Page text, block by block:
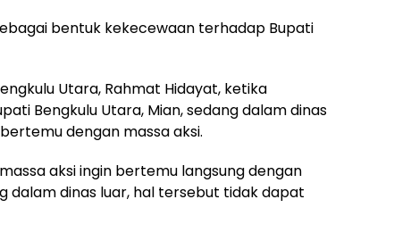
bentuk kekecewaan terhadap Bupati
Utara, Rahmat Hidayat, ketika
Bengkulu Utara, Mian, sedang dalam dinas
dengan massa aksi.
aksi ingin bertemu langsung dengan
dalam dinas luar, hal tersebut tidak dapat